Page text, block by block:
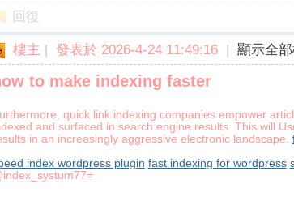
回復
樓主 | 發表於 2026-4-24 11:49:16 | 顯示全
to make indexing faster
quick link indexing companies empower
and surfaced in search engine results. This will
in an increasingly aggressive electronic landscape.
index wordpress plugin fast indexing for wordpress